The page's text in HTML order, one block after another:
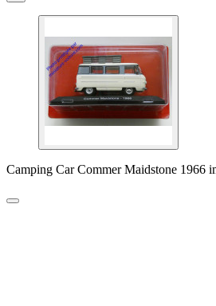
Camping Car Commer Maidstone 1966